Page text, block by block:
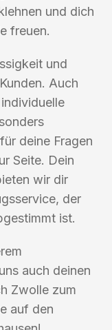
und dich
freuen.
und
Auch
deine Fragen
Seite. Dein
wir dir
der
ist.
auch deinen
Zwolle zum
auf den